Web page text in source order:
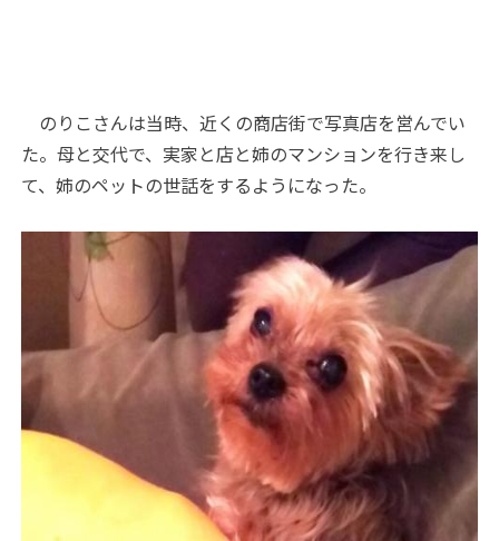
のりこさんは当時、近くの商店街で写真店を営んでい
た。母と交代で、実家と店と姉のマンションを行き来し
て、姉のペットの世話をするようになった。